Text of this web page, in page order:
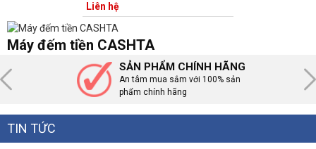
kiểm giả khi đếm, 2 mặt đồng
hồ.
Liên hệ
Máy đếm tiền CASHTA
SẢN PHẨM CHÍNH HÃNG
An tâm mua sắm với 100% sản
phẩm chính hãng
TIN TỨC